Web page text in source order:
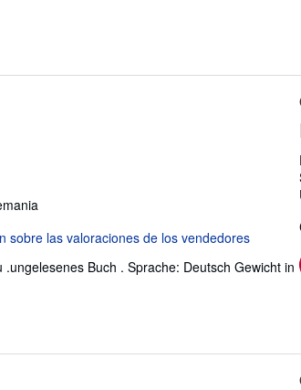
Buch . Sprache: Deutsch Gewicht in